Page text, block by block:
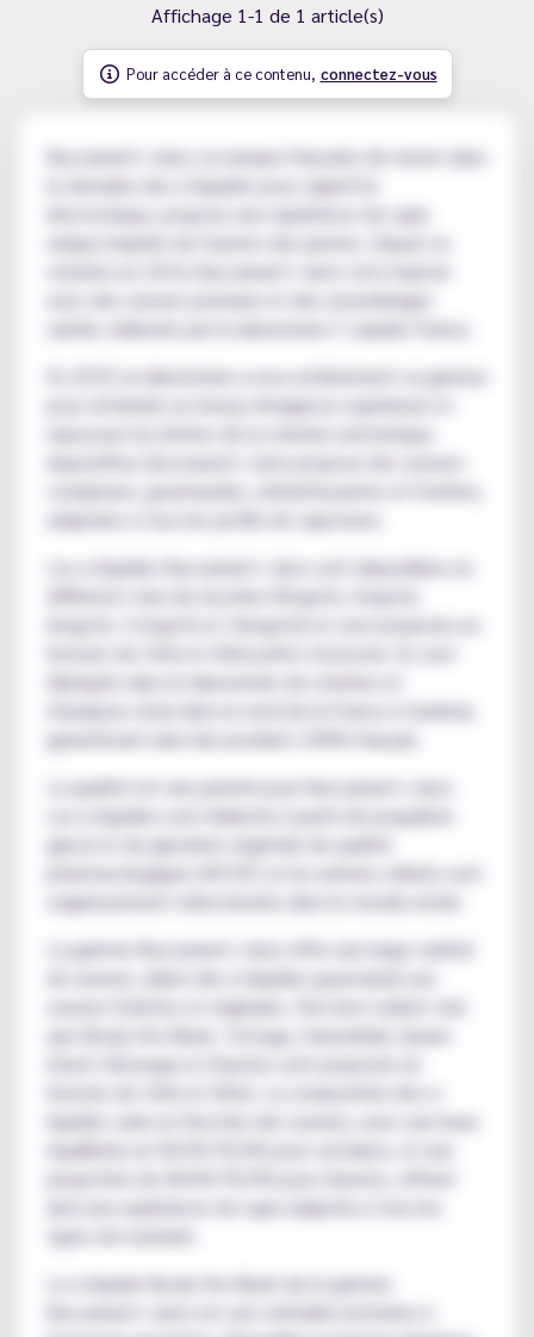
Affichage 1-1 de 1 article(s)
Pour accéder à ce contenu, connectez-vous
Buccaneer's Juice, la marque française de renom dans
le domaine des e-liquides pour cigarette
électronique, propose une expérience de vape
unique inspirée de l'univers des pirates. Depuis sa
avec des saveurs premium et des assemblages
subtils, élaborés par le laboratoire C Liquide France.
En 2019, le laboratoire a revu entièrement sa gamme
pour atteindre un niveau d'exigence supérieure et
Aujourd'hui, Buccaneer's Juice propose des saveurs
adaptées à tous les profils de vapoteurs.
Les e-liquides Buccaneer's Juice sont disponibles en
différents taux de nicotine (0mg/ml, 3mg/ml,
6mg/ml, 11mg/ml et 16mg/ml) et sont proposés en
fabriqués dans le laboratoire de création et
d'analyses situé dans le nord de la France à Cambrai,
garantissant ainsi des produits 100% français.
La qualité est une priorité pour Buccaneer's Juice.
Les e-liquides sont élaborés à partir de propylène
glycol et de glycérine végétale de qualité
pharmacologique USP/EP, et les arômes utilisés sont
soigneusement sélectionnés dans le monde entier.
La gamme Buccaneer's Juice offre une large variété
de saveurs, allant des e-liquides gourmands aux
saveurs fraîches et originales. Des best-sellers tels
que Brody the Black, Tortuga, Cannonball, Queen
Anne's Revenge et d'autres sont proposés en
liquides varie en fonction des saveurs, avec une base
ainsi une expérience de vape adaptée à tous les
types de matériel.
Le e-liquide Brody the Black de la gamme
Buccaneer's Juice est une véritable invitation à